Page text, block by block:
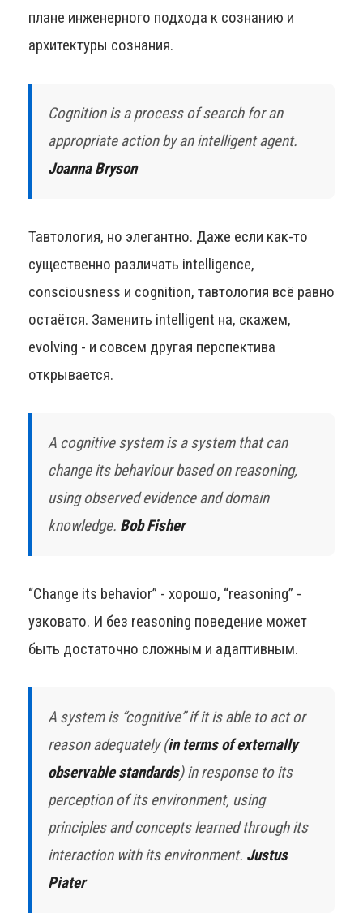
плане инженерного подхода к сознанию и
архитектуры сознания.
Cognition is a process of search for an
appropriate action by an intelligent agent.
Joanna Bryson
Тавтология, но элегантно. Даже если как-то
существенно различать intelligence,
consciousness и cognition, тавтология всё равно
остаётся. Заменить intelligent на, скажем,
evolving - и совсем другая перспектива
открывается.
A cognitive system is a system that can
change its behaviour based on reasoning,
using observed evidence and domain
knowledge. Bob Fisher
“Change its behavior” - хорошо, “reasoning” -
узковато. И без reasoning поведение может
быть достаточно сложным и адаптивным.
A system is “cognitive” if it is able to act or
reason adequately (in terms of externally
observable standards) in response to its
perception of its environment, using
principles and concepts learned through its
interaction with its environment. Justus
Piater